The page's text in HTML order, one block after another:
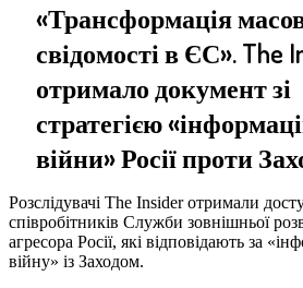
«Трансформація
свідомості в ЄС». The
отримало документ зі
стратегією
війни» Росії проти
Розслідувачі The Insider отримали
співробітників Служби зовнішньої
агресора Росії, які відповідають за
війну» із Заходом.